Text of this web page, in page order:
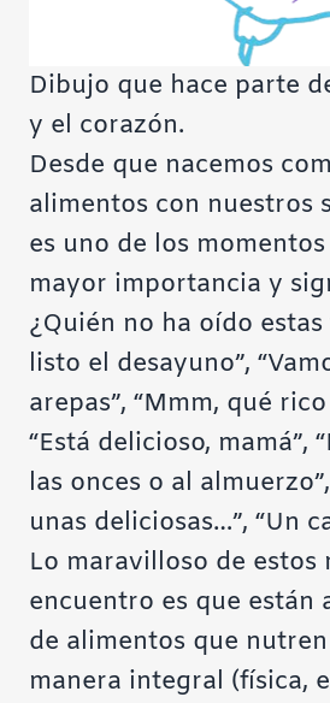
Dibujo que hace parte
y el corazón.
Desde que nacemos
alimentos con nuestros
es uno de los
mayor importancia y
¿Quién no ha oído estas
listo el desayuno”,
arepas”, “Mmm, qué
“Está delicioso, mamá”,
las onces o al
unas deliciosas…”, “Un
Lo maravilloso de estos
encuentro es que están
de alimentos que
manera integral (física,